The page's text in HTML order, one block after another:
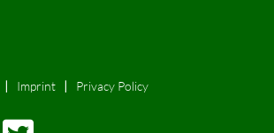
Imprint Privacy Policy